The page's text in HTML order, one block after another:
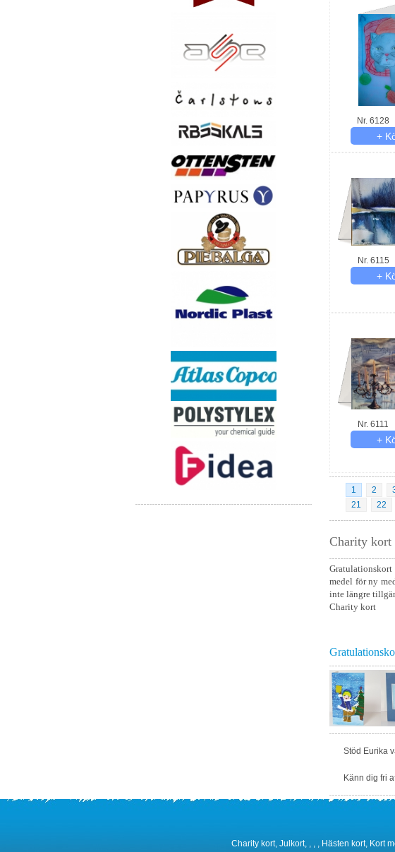
Nr. 6128
Nr. 6115
Nr. 6111
1 2
21
22
Charity kort
medel för ny
inte längre
Charity kort
Stöd Eurika
Känn dig fri
Charity kort, Julkort, , , , Hästen kort, Kort